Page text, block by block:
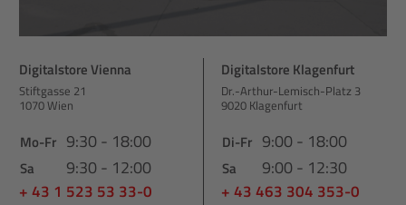
Digitalstore Vienna
Stiftgasse 21
1070 Wien
Mo-Fr 9:30 - 18:00
Sa 9:30 - 12:00
+ 43 1 523 53 33-0
Digitalstore Klagenfurt
Dr.-Arthur-Lemisch-Platz 3
9020 Klagenfurt
Di-Fr 9:00 - 18:00
Sa 9:00 - 12:30
+ 43 463 304 353-0